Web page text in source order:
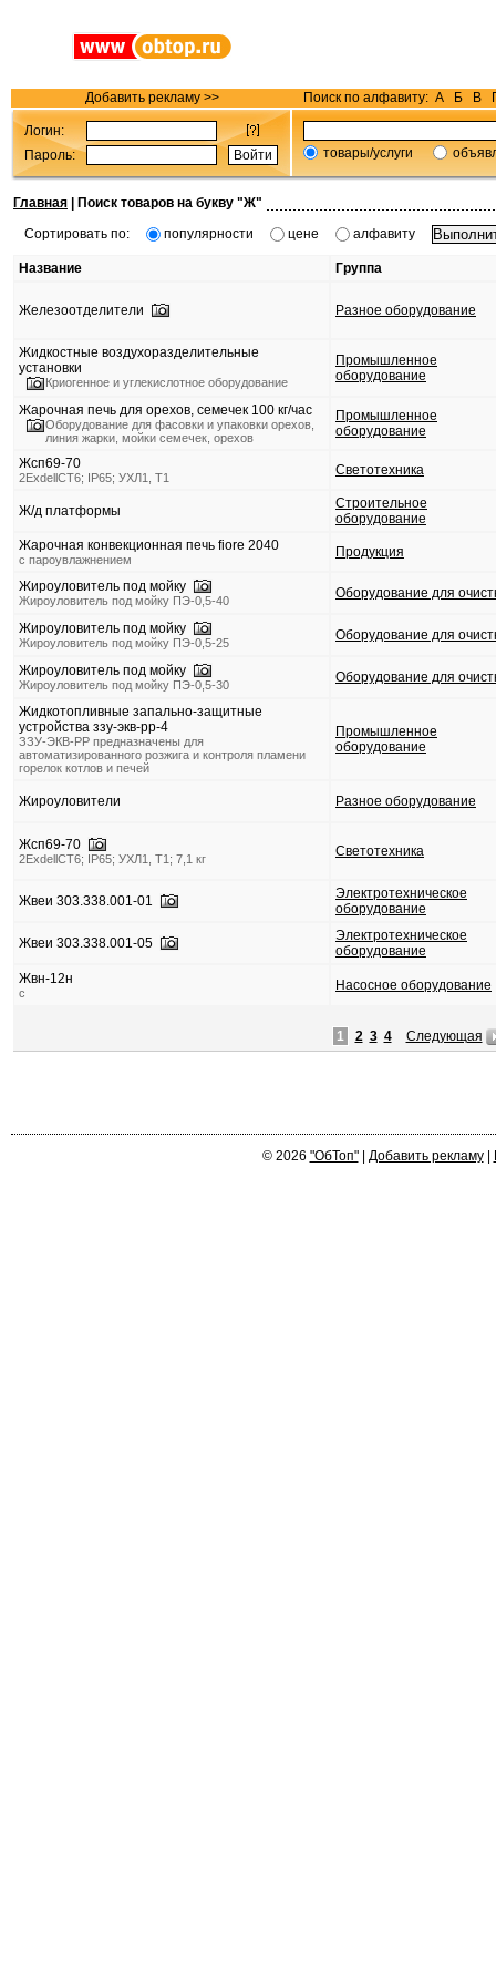
Добавить рекламу >> Поиск по алфавиту: А Б В
Логин:
Пароль:
товары/услуги
Главная | Поиск товаров на букву "Ж"
Сортировать по:
популярности цене алфавиту
Название Группа
Железоотделители Разное оборудование
Жидкостные воздухоразделительные
установки
Криогенное и углекислотное оборудование
Промышленное
оборудование
Жарочная печь для орехов, семечек 100 кг/час
Оборудование для фасовки и упаковки орехов,
линия жарки, мойки семечек, орехов
Промышленное
оборудование
Жсп69-70
2ExdellCT6; IP65; УХЛ1, Т1 Светотехника
Ж/д платформы
Строительное
оборудование
Жарочная конвекционная печь fiore 2040
с пароувлажнением Продукция
Жироуловитель под мойку
Жироуловитель под мойку ПЭ-0,5-40 Оборудование для
Жироуловитель под мойку
Жироуловитель под мойку ПЭ-0,5-25 Оборудование для
Жироуловитель под мойку
Жироуловитель под мойку ПЭ-0,5-30 Оборудование для
Жидкотопливные запально-защитные
устройства ззу-экв-рр-4
ЗЗУ-ЭКВ-РР предназначены для
автоматизированного розжига и контроля пламени
горелок котлов и печей
Промышленное
оборудование
Жироуловители Разное оборудование
Жсп69-70
2ЕxdellCT6; IP65; УХЛ1, Т1; 7,1 кг Светотехника
Жвеи 303.338.001-01
Электротехническое
оборудование
Жвеи 303.338.001-05
Электротехническое
оборудование
Жвн-12н
с Насосное оборудование
1 2 3 4 Следующая
© 2026 "ОбТоп"| Добавить рекламу|